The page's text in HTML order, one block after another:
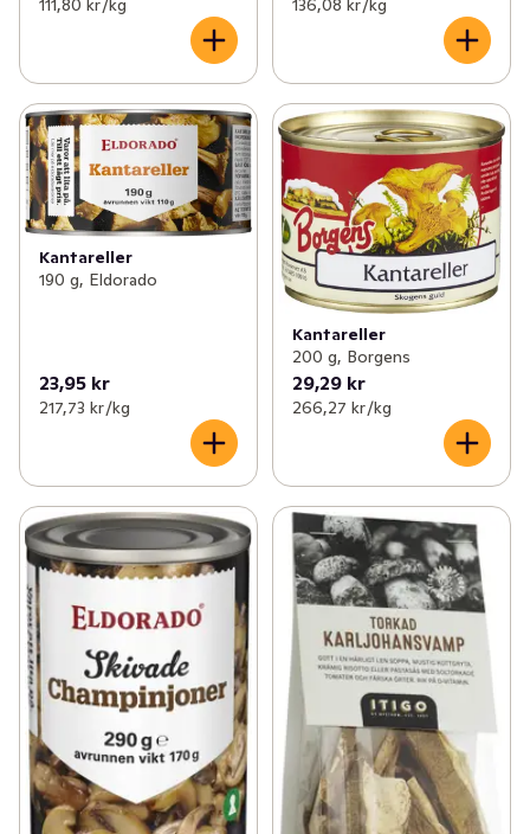
111,80 kr /kg 136,08 kr /kg
Kantareller
190 g, Eldorado
23,95 kr
217,73 kr /kg
Kantareller
200 g, Borgens
29,29 kr
266,27 kr /kg